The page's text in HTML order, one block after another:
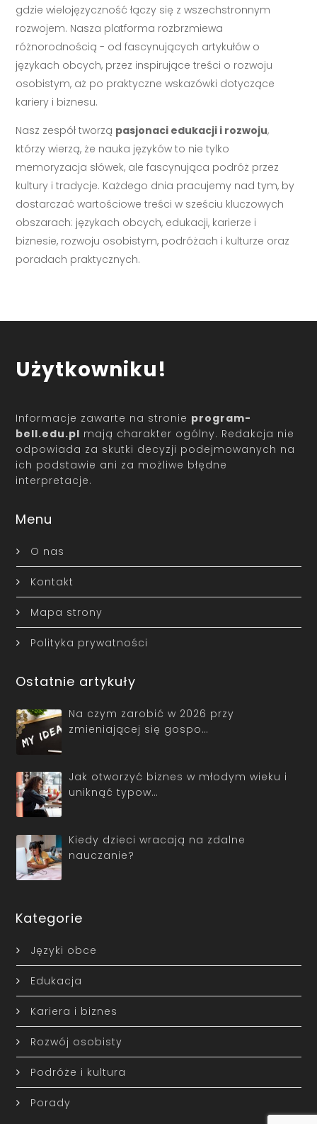
gdzie wielojęzyczność łączy się z wszechstronnym
rozwojem. Nasza platforma rozbrzmiewa
różnorodnością - od fascynujących artykułów o
językach obcych, przez inspirujące treści o rozwoju
osobistym, aż po praktyczne wskazówki dotyczące
kariery i biznesu.
Nasz zespół tworzą pasjonaci edukacji i rozwoju,
którzy wierzą, że nauka języków to nie tylko
memoryzacja słówek, ale fascynująca podróż przez
kultury i tradycje. Każdego dnia pracujemy nad tym, by
dostarczać wartościowe treści w sześciu kluczowych
obszarach: językach obcych, edukacji, karierze i
biznesie, rozwoju osobistym, podróżach i kulturze oraz
poradach praktycznych.
Użytkowniku!
Informacje zawarte na stronie program-
bell.edu.pl mają charakter ogólny. Redakcja nie
odpowiada za skutki decyzji podejmowanych na
ich podstawie ani za możliwe błędne
interpretacje.
Menu
O nas
Kontakt
Mapa strony
Polityka prywatności
Ostatnie artykuły
Na czym zarobić w 2026 przy
zmieniającej się gospo…
Jak otworzyć biznes w młodym wieku i
uniknąć typow…
Kiedy dzieci wracają na zdalne
nauczanie?
Kategorie
Języki obce
Edukacja
Kariera i biznes
Rozwój osobisty
Podróże i kultura
Porady